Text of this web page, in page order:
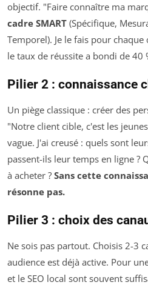
objectif. "Faire connaître ma
cadre SMART (Spécifique,
Temporel). Je le fais pour
le taux de réussite a bondi de 40
Pilier 2 : connaissance
Un piège classique : créer des
"Notre client cible, c'est les
vague. J'ai creusé : quels sont
passent-ils leur temps en ligne ?
à acheter ? Sans cette
résonne pas.
Pilier 3 : choix des
Ne sois pas partout. Choisis 2-3
audience est déjà active. Pour
et le SEO local sont souvent